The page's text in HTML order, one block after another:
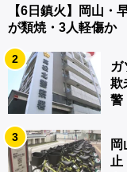
【6日鎮火】岡山
が類焼・3人軽傷か
2
欺
警
3